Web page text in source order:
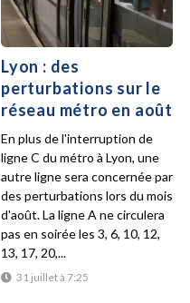
Lyon : des
perturbations sur le
réseau métro en août
31 juillet à 7:25
En plus de l'interruption de
ligne C du métro à Lyon, une
autre ligne sera concernée par
des perturbations lors du mois
d'août. La ligne A ne circulera
pas en soirée les 3, 6, 10, 12,
13, 17, 20,...